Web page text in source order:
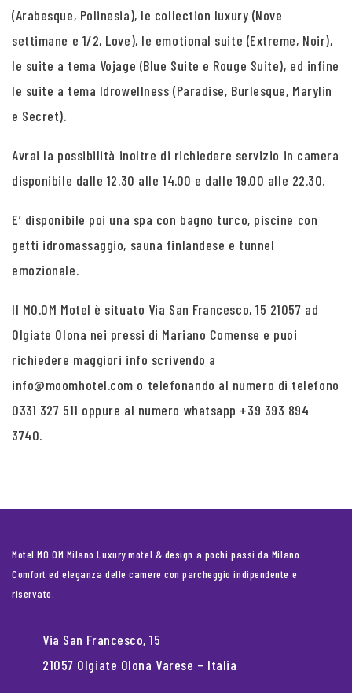
(Arabesque, Polinesia), le collection luxury (Nove
settimane e 1/2, Love), le emotional suite (Extreme, Noir),
le suite a tema Vojage (Blue Suite e Rouge Suite), ed infine
le suite a tema Idrowellness (Paradise, Burlesque, Marylin
e Secret).
Avrai la possibilità inoltre di richiedere servizio in camera
disponibile dalle 12.30 alle 14.00 e dalle 19.00 alle 22.30.
E’ disponibile poi una spa con bagno turco, piscine con
getti idromassaggio, sauna finlandese e tunnel
emozionale.
Il MO.OM Motel è situato Via San Francesco, 15 21057 ad
Olgiate Olona nei pressi di Mariano Comense e puoi
richiedere maggiori info scrivendo a
info@moomhotel.com o telefonando al numero di telefono
0331 327 511 oppure al numero whatsapp +39 393 894
3740.
Motel MO.OM Milano Luxury motel & design a pochi passi da Milano.
Comfort ed eleganza delle camere con parcheggio indipendente e
riservato.
Via San Francesco, 15
21057 Olgiate Olona Varese – Italia